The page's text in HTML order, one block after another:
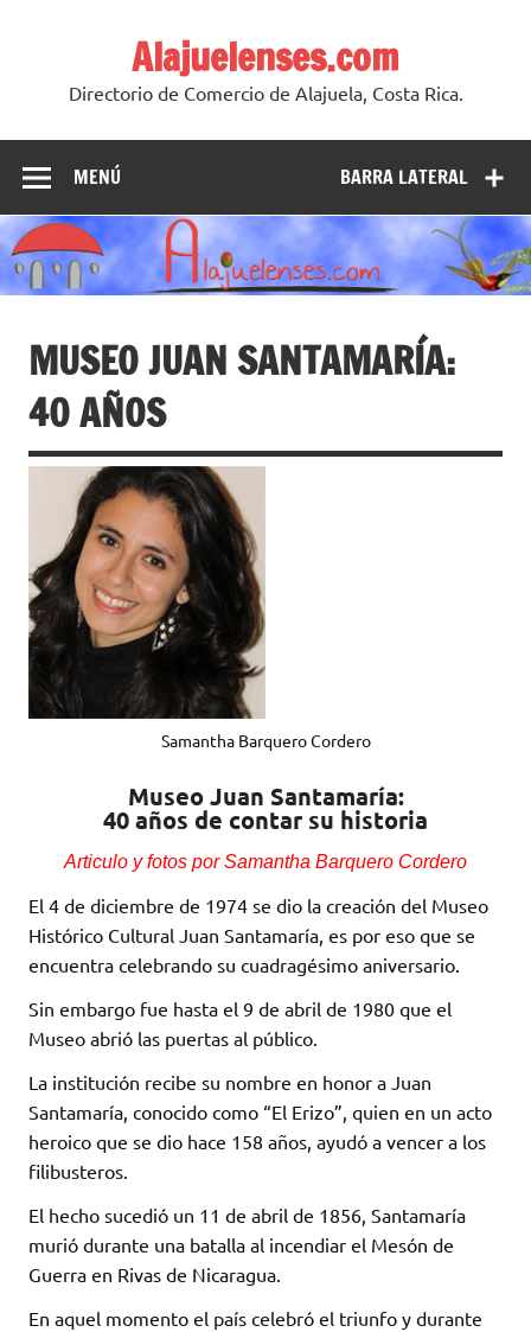
Alajuelenses.com
Directorio de Comercio de Alajuela, Costa Rica.
BARRA LATERAL
MENÚ
MUSEO JUAN SANTAMARÍA:
40 AÑOS
Samantha Barquero Cordero
Museo Juan Santamaría:
40 años de contar su historia
Articulo y fotos por Samantha Barquero Cordero
El 4 de diciembre de 1974 se dio la creación del Museo
Histórico Cultural Juan Santamaría, es por eso que se
encuentra celebrando su cuadragésimo aniversario.
Sin embargo fue hasta el 9 de abril de 1980 que el
Museo abrió las puertas al público.
La institución recibe su nombre en honor a Juan
Santamaría, conocido como “El Erizo”, quien en un acto
heroico que se dio hace 158 años, ayudó a vencer a los
filibusteros.
El hecho sucedió un 11 de abril de 1856, Santamaría
murió durante una batalla al incendiar el Mesón de
Guerra en Rivas de Nicaragua.
En aquel momento el país celebró el triunfo y durante